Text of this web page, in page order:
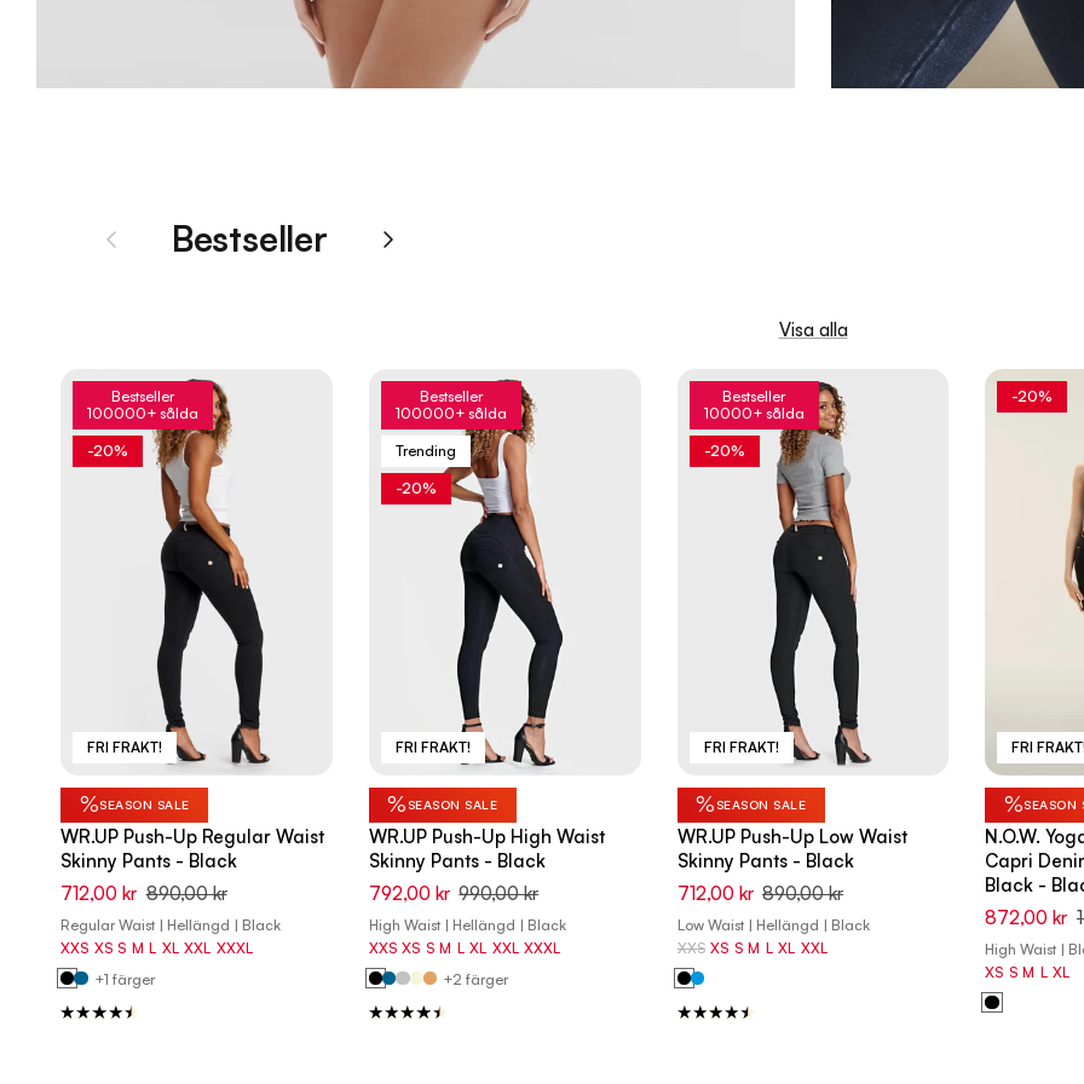
TidigareBestseller Nästa
Visa alla
Bestseller
100000+ sålda
FRI FRAKT!
-20%
%SEASON SALE
WR.UP Push-Up Regular Waist
Skinny Pants - Black
712,00 kr 890,00 kr
Regular Waist | Hellängd | Black
XXS XS S M L XL XXL XXXL
+1 färger
Bestseller
100000+ sålda
Trending
FRI FRAKT!
-20%
% SEASON SALE
WR.UP Push-Up High Waist
Skinny Pants - Black
792,00 kr 990,00 kr
High Waist | Hellängd | Black
XXS XS S M L XL XXL XXXL
+2 färger
Bestseller
10000+ sålda
FRI FRAKT!
-20%
% SEASON SALE
WR.UP Push-Up Low Waist
Skinny Pants - Black
712,00 kr 890,00 kr
Low Waist | Hellängd | Black
XXS XS S M L XL XXL
FRI
-20%
%SEASON
N.O.W.
Capri
Black -
872,00 kr
High Waist |
XS S M L XL